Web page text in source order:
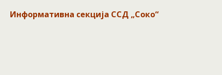
Информативна секција ССД „Соко“